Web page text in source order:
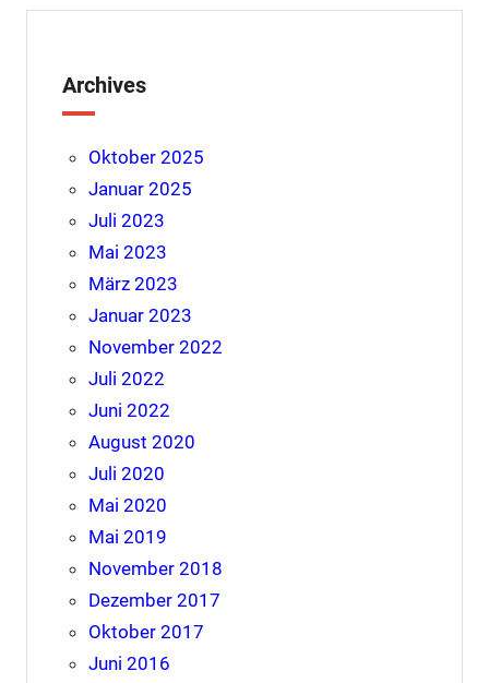
Archives
Oktober 2025
Januar 2025
Juli 2023
Mai 2023
März 2023
Januar 2023
November 2022
Juli 2022
Juni 2022
August 2020
Juli 2020
Mai 2020
Mai 2019
November 2018
Dezember 2017
Oktober 2017
Juni 2016